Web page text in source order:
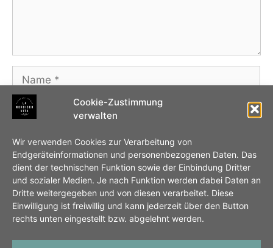
Cookie-Zustimmung
verwalten
Wir verwenden Cookies zur Verarbeitung von
Endgeräteinformationen und personenbezogenen Daten. Das
dient der technischen Funktion sowie der Einbindung Dritter
und sozialer Medien. Je nach Funktion werden dabei Daten an
Dritte weitergegeben und von diesen verarbeitet. Diese
Einwilligung ist freiwillig und kann jederzeit über den Button
rechts unten eingestellt bzw. abgelehnt werden.
E-
Mail-
Adresse
Website
Name, E-Mail-Adresse und Website in diesem
Browser für meinen nächsten Kommentar
speichern.